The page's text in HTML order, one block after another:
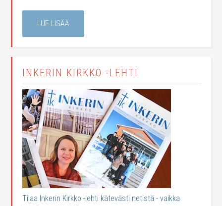
LUE LISÄÄ
INKERIN KIRKKO -LEHTI
Tilaa Inkerin Kirkko -lehti kätevästi netistä - vaikka